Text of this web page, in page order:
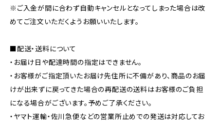
※ご入金が間に合わず自動キャンセルとなってしまった場合は改
めてご注文いただくようお願いいたします。
■配送・送料について
・お届け日や配達時間の指定はできません。
・お客様がご指定頂いたお届け先住所に不備があり、商品のお届
けが出来ずに戻ってきた場合の再配送の送料はお客様のご負担
になる場合がございます。予めご了承ください。
・ヤマト運輸・佐川急便などの営業所止めでの発送は対応してお